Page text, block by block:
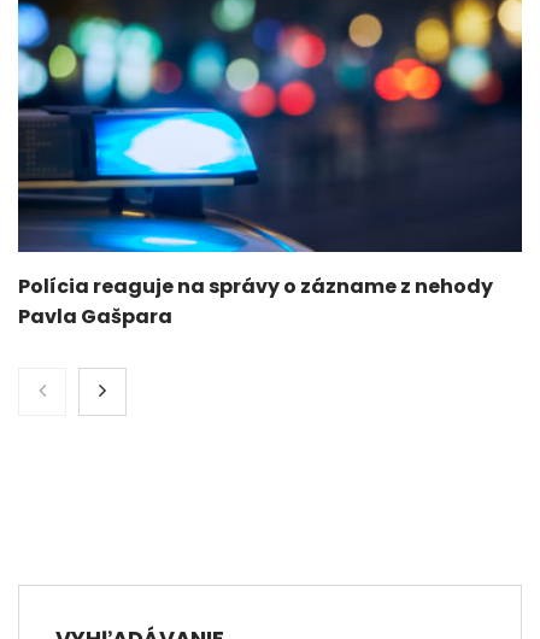
Polícia reaguje na správy o zázname z nehody
Pavla Gašpara